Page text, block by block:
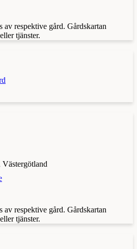
respektive gård. Gårdskartan
tjänster.
Västergötland
respektive gård. Gårdskartan
tjänster.